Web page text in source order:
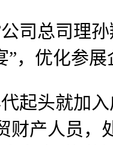
总司理孙
，优化参展
头就加入
财产人员